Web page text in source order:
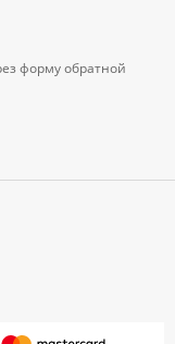
форму обратной